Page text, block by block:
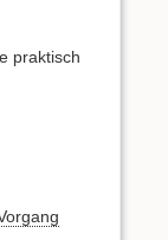
praktisch